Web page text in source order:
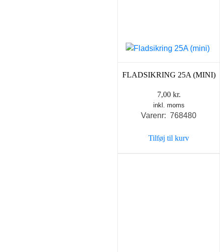
FLADSIKRING 25A (MINI)
7,00 kr.
inkl. moms
Varenr: 768480
Tilføj til kurv